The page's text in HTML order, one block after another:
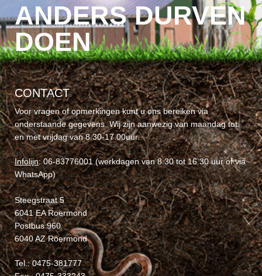
ANDERS DURVEN
DOEN
CONTACT
Voor vragen of opmerkingen kunt u ons bereiken via
onderstaande gegevens. Wij zijn aanwezig van maandag tot
en met vrijdag van 8.30-17.00uur.
Infolijn: 06-83776001 (werkdagen van 8.30 tot 16.30 uur of via
WhatsApp)
Steegstraat 5
6041 EA Roermond
Postbus 960
6040 AZ Roermond
Tel.: 0475-381777